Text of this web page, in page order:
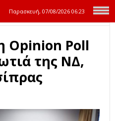
Παρασκευή, 07/08/2026 06:23
Opinion Poll
της ΝΔ,